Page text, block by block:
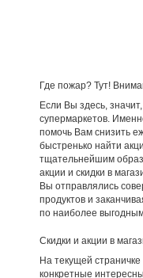
Где пожар? Тут!
Если Вы здесь,
супермаркетов.
помочь Вам снизить
быстренько найти
тщательнейшим
акции и скидки в
Вы отправлялись
продуктов и
по наиболее
Скидки и акции в
На текущей
конкретные